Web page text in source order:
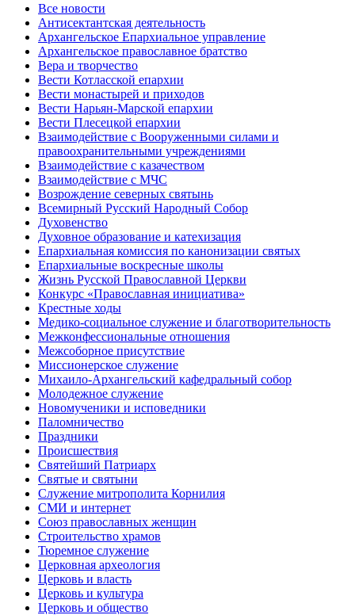
Все новости
Антисектантская деятельность
Архангельское Епархиальное управление
Архангельское православное братство
Вера и творчество
Вести Котласской епархии
Вести монастырей и приходов
Вести Нарьян-Марской епархии
Вести Плесецкой епархии
Взаимодействие с Вооруженными силами и
правоохранительными учреждениями
Взаимодействие с казачеством
Взаимодействие с МЧС
Возрождение северных святынь
Всемирный Русский Народный Собор
Духовенство
Духовное образование и катехизация
Епархиальная комиссия по канонизации святых
Епархиальные воскресные школы
Жизнь Русской Православной Церкви
Конкурс «Православная инициатива»
Крестные ходы
Медико-социальное служение и благотворительность
Межконфессиональные отношения
Межсоборное присутствие
Миссионерское служение
Михаило-Архангельский кафедральный собор
Молодежное служение
Новомученики и исповедники
Паломничество
Праздники
Происшествия
Святейший Патриарх
Святые и святыни
Служение митрополита Корнилия
СМИ и интернет
Союз православных женщин
Строительство храмов
Тюремное служение
Церковная археология
Церковь и власть
Церковь и культура
Церковь и общество